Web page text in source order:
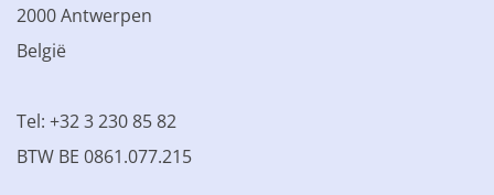
2000 Antwerpen
België
Tel: +32 3 230 85 82
BTW BE 0861.077.215